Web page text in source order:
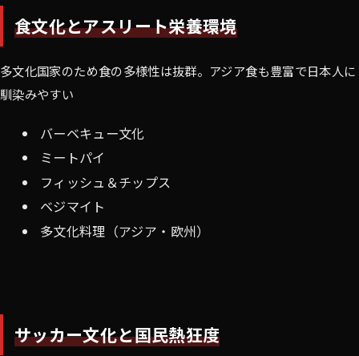
食文化とアスリート栄養環境
多文化国家のため食の多様性は抜群。アジア食も豊富で日本人に
馴染みやすい
バーベキュー文化
ミートパイ
フィッシュ＆チップス
ベジマイト
多文化料理（アジア・欧州）
サッカー文化と国民熱狂度